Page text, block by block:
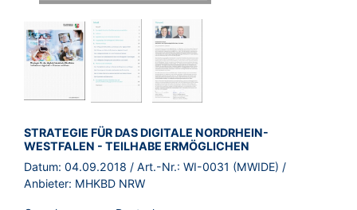
BROSCHÜRE:
STRATEGIE FÜR DAS DIGITALE NORDRHEIN-
WESTFALEN - TEILHABE ERMÖGLICHEN
Datum: 04.09.2018 / Art.-Nr.: WI-0031 (MWIDE) /
Anbieter: MHKBD NRW